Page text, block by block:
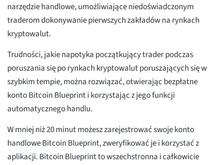
narzędzie handlowe, umożliwiające niedoświadczonym
traderom dokonywanie pierwszych zakładów na rynkach
kryptowalut.
Trudności, jakie napotyka początkujący trader podczas
poruszania się po rynkach kryptowalut poruszających się w
szybkim tempie, można rozwiązać, otwierając bezpłatne
konto Bitcoin Blueprint i korzystając z jego funkcji
automatycznego handlu.
W mniej niż 20 minut możesz zarejestrować swoje konto
handlowe Bitcoin Blueprint, zweryfikować je i korzystać z
aplikacji. Bitcoin Blueprint to wszechstronna i całkowicie